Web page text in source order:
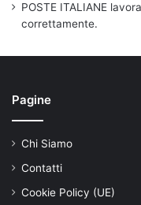
POSTE ITALIANE
correttamente.
Pagine
Chi Siamo
Contatti
Cookie Policy (UE)